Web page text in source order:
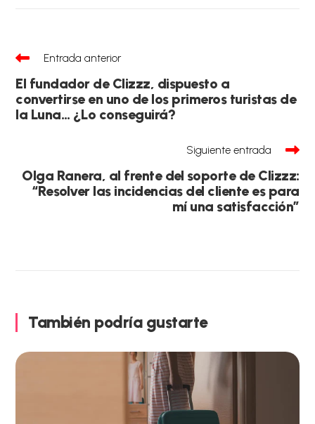
Leer
más
artículos
Entrada anterior
El fundador de Clizzz, dispuesto a
convertirse en uno de los primeros turistas de
la Luna… ¿Lo conseguirá?
Siguiente entrada
Olga Ranera, al frente del soporte de Clizzz:
“Resolver las incidencias del cliente es para
mí una satisfacción”
También podría gustarte